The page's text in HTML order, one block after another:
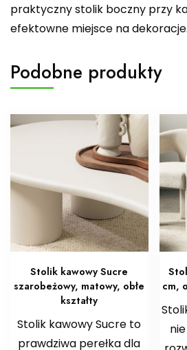
praktyczny stolik boczny przy
efektowne miejsce na dekoracje.
Podobne produkty
Stolik kawowy Sucre
szarobeżowy, matowy, obłe
kształty
Stolik kawowy Sucre to
prawdziwa perełka dla
cm,